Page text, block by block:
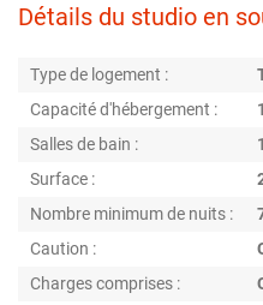
Détails du studio en
Type de logement :
Capacité d'hébergement :
Salles de bain :
Surface :
Nombre minimum de nuits :
Caution :
Charges comprises :